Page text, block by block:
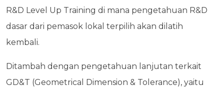
R&D Level Up Training di mana pengetahuan R&D
dasar dari pemasok lokal terpilih akan dilatih
kembali.
Ditambah dengan pengetahuan lanjutan terkait
GD&T (Geometrical Dimension & Tolerance), yaitu